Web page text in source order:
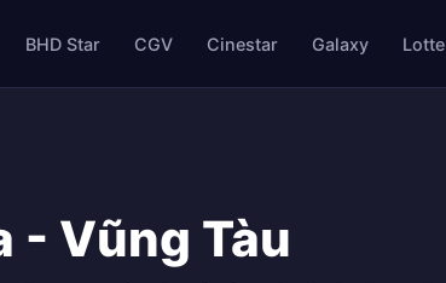
BHD Star CGV Cinestar Galaxy Lotte
- Vũng Tàu